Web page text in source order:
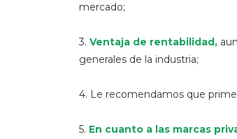
mercado;
3.Ventaja de rentabilidad,
generales de la industria;
4. Le recomendamos que
5. En cuanto a las marcas